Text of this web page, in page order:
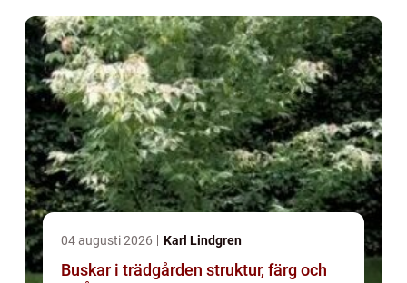
04 augusti 2026 Karl Lindgren
Buskar i trädgården struktur, färg och